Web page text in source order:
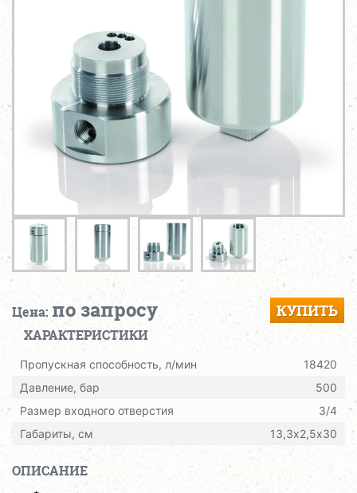
Цена: по запросу КУПИТЬ
ХАРАКТЕРИСТИКИ
Пропускная способность, л/мин
18420
Давление, бар
500
Размер входного отверстия
3/4
Габариты, см
13,3х2,5х30
ОПИСАНИЕ